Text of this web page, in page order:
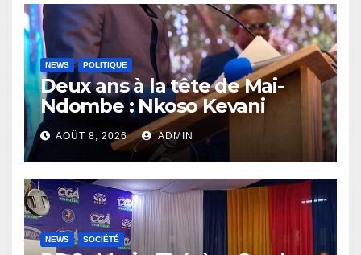
NEWS POLITIQUE
Deux ans à la tête de Mai-
Ndombe : Nkoso Kevani
défend son bilan et fait de la
sécurité sa priorité
AOÛT 8, 2026 ADMIN
NEWS SOCIÉTÉ